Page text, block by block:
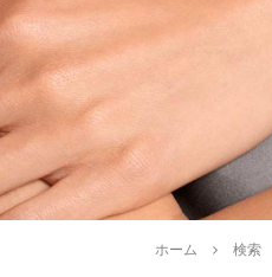
ホーム 検索